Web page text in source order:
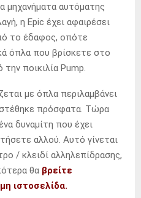
μηχανήματα αυτόματης
η Epic έχει αφαιρέσει
το έδαφος, οπότε
όπλα που βρίσκετε στο
ποικιλία Pump.
με όπλα περιλαμβάνει
πρόσφατα. Τώρα
δυναμίτη που έχει
αλλού. Αυτό γίνεται
/ κλειδί αλληλεπίδρασης,
θα βρείτε
ιστοσελίδα.